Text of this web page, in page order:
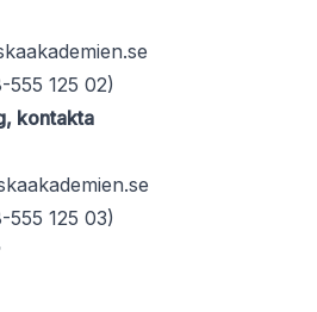
555 125 02)
kontakta
555 125 03)